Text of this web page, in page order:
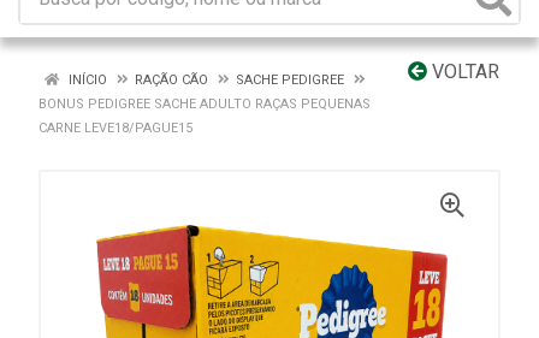
VOLTAR
INÍCIO RAÇÃO CÃO
SACHE PEDIGREE
BONUS PEDIGREE SACHE ADULTO RAÇAS PEQUENAS
CARNE LEVE18/PAGUE15